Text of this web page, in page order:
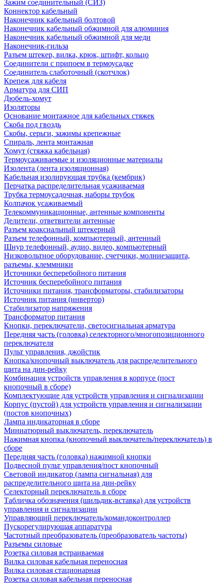
Зажим соединительный (СИЗ)
Коннектор кабельный
Наконечник кабельный болтовой
Наконечник кабельный обжимной для алюминия
Наконечник кабельный обжимной для меди
Наконечник-гильза
Разъем штекер, вилка, крюк, штифт, кольцо
Соединители с припоем в термоусадке
Соединитель слаботочный (скотчлок)
Крепеж для кабеля
Арматура для СИП
Дюбель-хомут
Изоляторы
Основание монтажное для кабельных стяжек
Скоба под гвоздь
Скобы, серьги, зажимы крепежные
Спираль, лента монтажная
Хомут (стяжка кабельная)
Термоусаживаемые и изоляционные материалы
Изолента (лента изоляционная)
Кабельная изолирующая трубка (кембрик)
Перчатка распределительная усаживаемая
Трубка термоусадочная, наборы трубок
Колпачок усаживаемый
Телекоммуникационные, антенные компоненты
Делители, ответвители антенные
Разъем коаксиальный штекерный
Разъем телефонный, компьютерный, антенный
Шнур телефонный, аудио, видео, компьютерный
Низковольтное оборудование, счетчики, молниезащита,
разъемы, клеммники
Источники бесперебойного питания
Источник бесперебойного питания
Источники питания, трансформаторы, стабилизаторы
Источник питания (инвертор)
Стабилизатор напряжения
Трансформатор питания
Кнопки, переключатели, светосигнальная арматура
Передняя часть (головка) селекторного/многопозиционного
переключателя
Пульт управления, джойстик
Кнопка/кнопочный выключатель для распределительного
щита на дин-рейку
Комбинация устройств управления в корпусе (пост
кнопочный в сборе)
Комплектующие для устройств управления и сигнализации
Корпус (пустой) для устройств управления и сигнализации
(постов кнопочных)
Лампа индикаторная в сборе
Миниатюрный выключатель, переключатель
Нажимная кнопка (кнопочный выключатель/переключатель) в
сборе
Передняя часть (головка) нажимной кнопки
Подвесной пульт управления/пост кнопочный
Световой индикатор (лампа сигнальная) для
распределительного щита на дин-рейку
Селекторный переключатель в сборе
Табличка обозначения (шильдик-вставка) для устройств
управления и сигнализации
Управляющий переключатель/командоконтроллер
Пускорегулирующая аппаратура
Частотный преобразователь (преобразователь частоты)
Разъемы силовые
Розетка силовая встраиваемая
Вилка силовая кабельная переносная
Вилка силовая стационарная
Розетка силовая кабельная переносная